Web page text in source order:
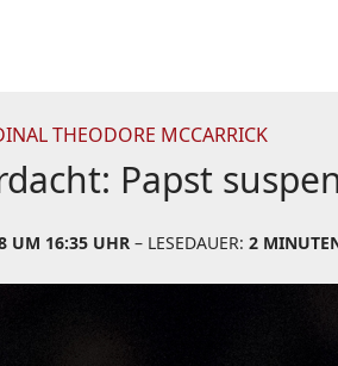
THEODORE MCCARRICK
Papst
UM 16:35 UHR – LESEDAUER: 2